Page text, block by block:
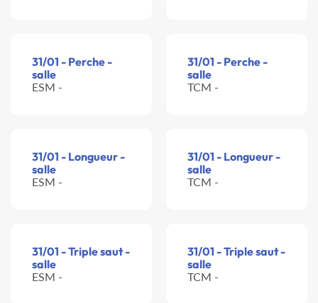
31/01 - Perche -
salle
ESM -
31/01 - Perche -
salle
TCM -
31/01 - Longueur -
salle
ESM -
31/01 - Longueur -
salle
TCM -
31/01 - Triple saut -
salle
ESM -
31/01 - Triple saut -
salle
TCM -